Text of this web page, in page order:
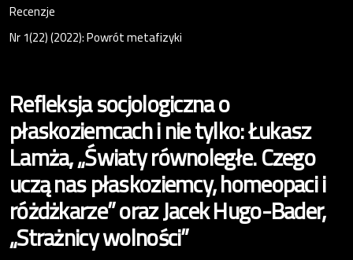
Recenzje
Nr 1(22) (2022): Powrót metafizyki
Refleksja socjologiczna o
płaskoziemcach i nie tylko: Łukasz
Lamża, „Światy równoległe. Czego
uczą nas płaskoziemcy, homeopaci i
różdżkarze” oraz Jacek Hugo-Bader,
„Strażnicy wolności”